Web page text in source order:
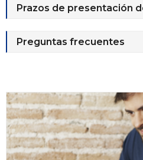
Prazos de presentación
Preguntas frecuentes